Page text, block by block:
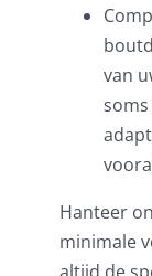
van
Hanteer
minimale